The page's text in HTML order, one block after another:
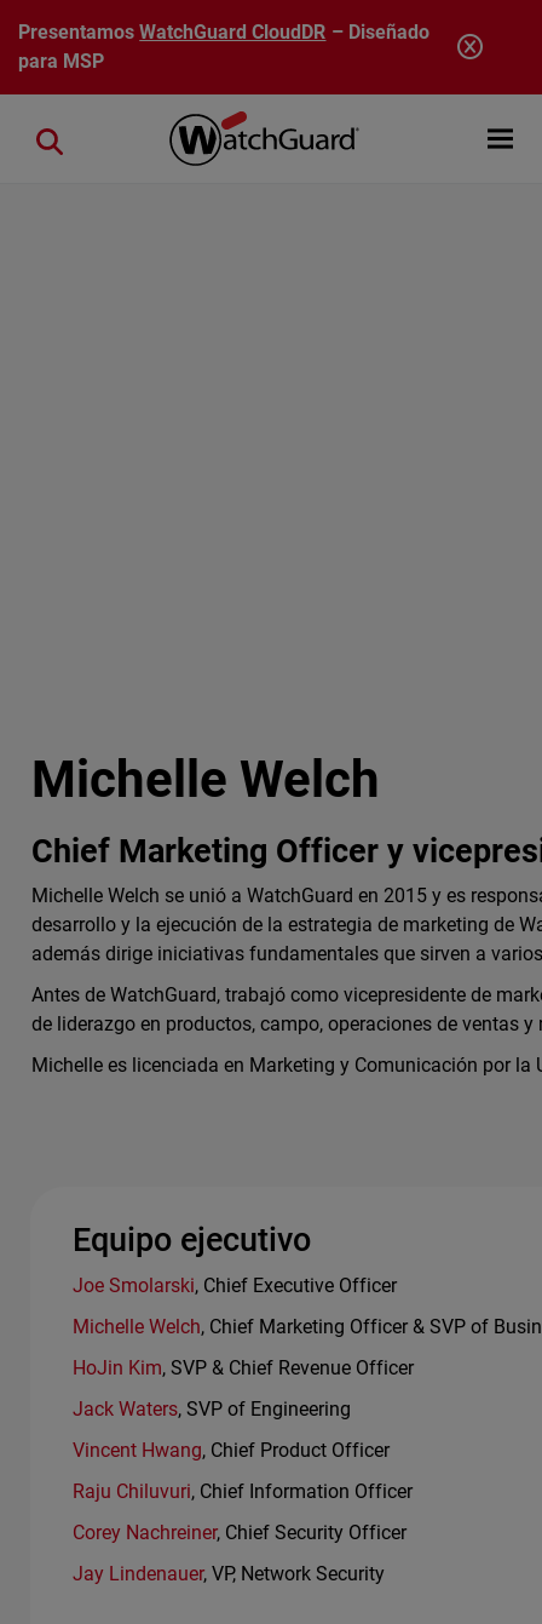
Pasar al contenido principal
PresentamosWatchGuard CloudDR – Diseñado
para MSP
Open
Close search
Michelle Welch
Chief Marketing Officer y
Michelle Welch se unió a WatchGuard en 2015 y es
desarrollo y la ejecución de la estrategia de marketing de
además dirige iniciativas fundamentales que sirven a
Antes de WatchGuard, trabajó como vicepresidente de
de liderazgo en productos, campo, operaciones de ventas
Michelle es licenciada en Marketing y Comunicación por la
Equipo ejecutivo
Joe Smolarski, Chief Executive Officer
Michelle Welch, Chief Marketing Officer & SVP of
HoJin Kim, SVP & Chief Revenue Officer
Jack Waters, SVP of Engineering
Vincent Hwang, Chief Product Officer
Raju Chiluvuri, Chief Information Officer
Corey Nachreiner, Chief Security Officer
Jay Lindenauer, VP, Network Security